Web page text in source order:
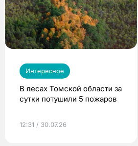
Интересное
В лесах Томской области за
сутки потушили 5 пожаров
12:31 / 30.07.26